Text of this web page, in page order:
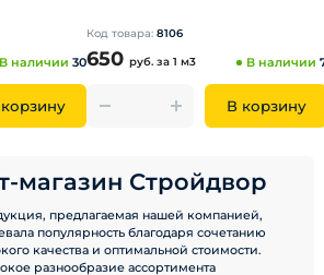
В наличии 30
Код товара: 8106
650 руб. за 1 м3 В наличии
В корзину
магазин Стройдвор
предлагаемая нашей компанией,
популярность благодаря сочетанию
качества и оптимальной стоимости.
разнообразие ассортимента